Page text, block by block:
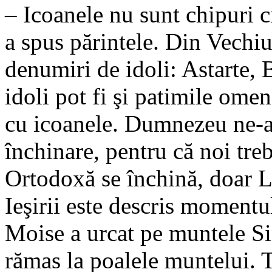
– Icoanele nu sunt chipuri
a spus părintele. Din
denumiri de idoli: Astarte,
idoli pot fi şi patimile
cu icoanele. Dumnezeu
închinare, pentru că noi
Ortodoxă se închină, doar
Ieşirii este descris
Moise a urcat pe muntele
rămas la poalele muntelui.